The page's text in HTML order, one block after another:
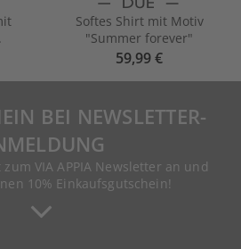
Softes Shirt mit Motiv
"Summer forever"
59,99 €
BEI NEWSLETTER-
VIA APPIA Newsletter an und
10% Einkaufsgutschein!